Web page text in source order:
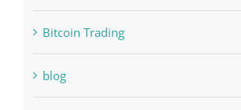
Bitcoin Trading
blog